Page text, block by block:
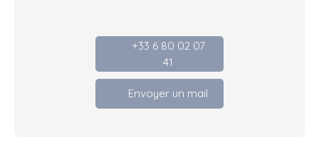
+33 6 80 02 07
41
Envoyer un mail